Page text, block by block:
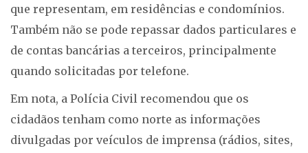
que representam, em residências e condomínios.
Também não se pode repassar dados particulares e
de contas bancárias a terceiros, principalmente
quando solicitadas por telefone.
Em nota, a Polícia Civil recomendou que os
cidadãos tenham como norte as informações
divulgadas por veículos de imprensa (rádios, sites,